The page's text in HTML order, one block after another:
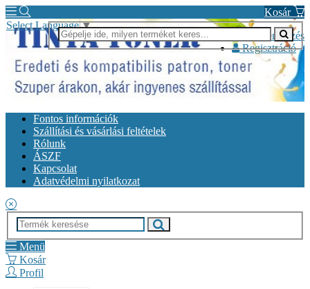
Kosár
Bejelentkezés
Regisztráció
Select Language▼
Fontos információk
Szállítási és vásárlási feltételek
Rólunk
ÁSZF
Kapcsolat
Adatvédelmi nyilatkozat
Menü
Kosár
Profil